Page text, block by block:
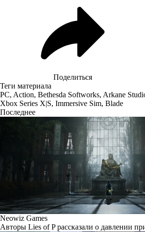
Поделиться
Теги материала
PC, Action, Bethesda Softworks, Arkane
Xbox Series X|S, Immersive Sim, Blade
Последнее
Neowiz Games
Авторы Lies of P рассказали о давлении